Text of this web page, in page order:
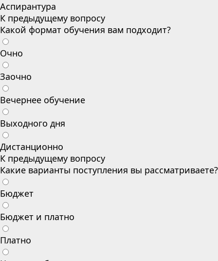
Аспирантура
К предыдущему вопросу
Какой формат обучения вам подходит?
Очно
Заочно
Вечернее обучение
Выходного дня
Дистанционно
К предыдущему вопросу
Какие варианты поступления вы рассматриваете?
Бюджет
Бюджет и платно
Платно